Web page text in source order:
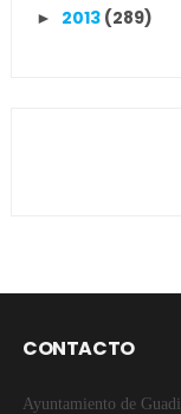
► 2013 (289)
CONTACTO
Ayuntamiento de